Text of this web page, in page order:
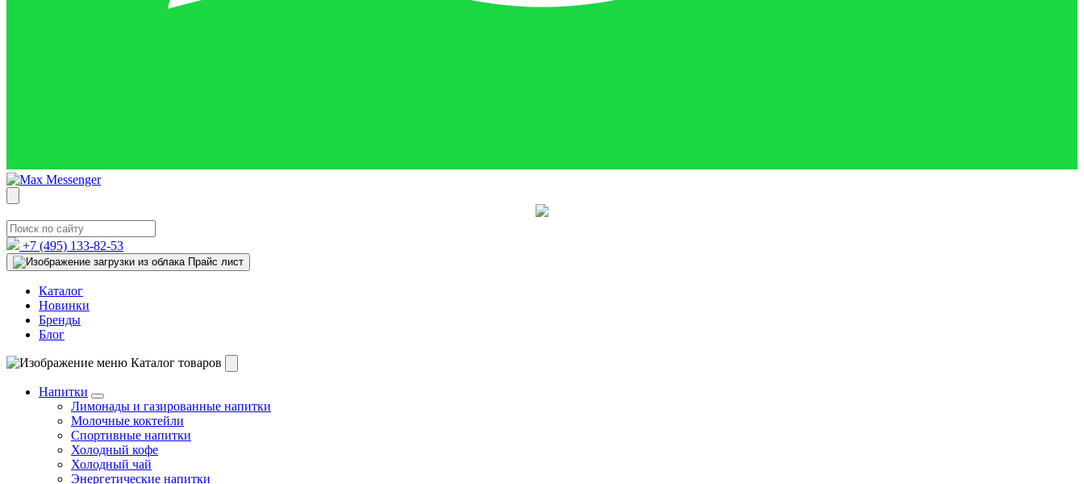
+7 (495) 133-82-53
Прайс лист
Каталог
Новинки
Бренды
Блог
Каталог товаров
Напитки
Лимонады и газированные напитки
Молочные коктейли
Спортивные напитки
Холодный кофе
Холодный чай
Энергетические напитки